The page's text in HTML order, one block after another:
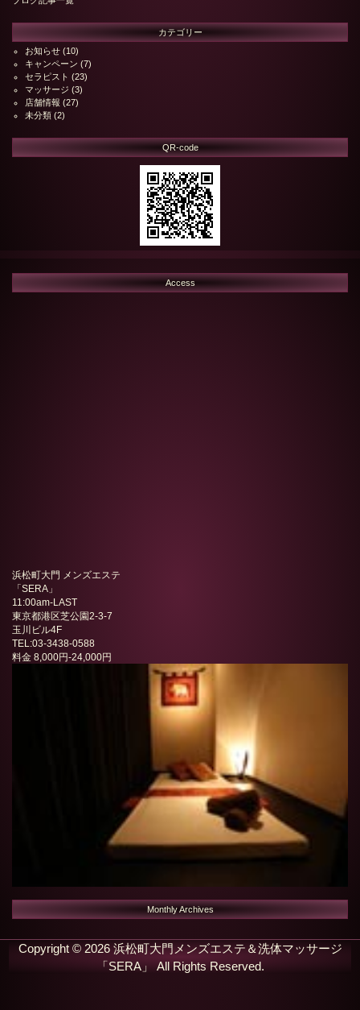
カテゴリー
お知らせ (10)
キャンペーン (7)
セラピスト (23)
マッサージ (3)
店舗情報 (27)
未分類 (2)
QR-code
Access
浜松町大門 メンズエステ
「SERA 」
11:00am-LAST
東京都港区芝公園2-3-7
玉川ビル4F
TEL:03-3438-0588
料金 8,000円-24,000円
Monthly Archives
Copyright © 2026 浜松町大門メンズエステ＆洗体マッサージ
「SERA」
All Rights Reserved.